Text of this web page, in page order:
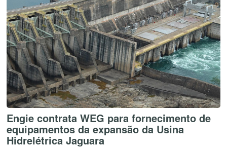
Engie contrata WEG para fornecimento de
equipamentos da expansão da Usina
Hidrelétrica Jaguara